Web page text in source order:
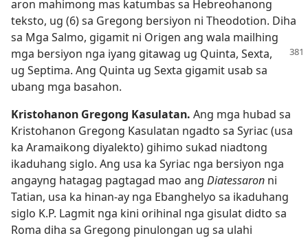
aron mahimong mas katumbas sa Hebreohanong
teksto, ug (6) sa Gregong bersiyon ni Theodotion. Diha
sa Mga Salmo, gigamit ni Origen ang wala mailhing
mga bersiyon nga iyang gitawag ug Quinta, Sexta,
ug Septima. Ang Quinta ug Sexta gigamit usab sa
ubang mga basahon.
Kristohanon Gregong Kasulatan. Ang mga hubad sa
Kristohanon Gregong Kasulatan ngadto sa Syriac (usa
ka Aramaikong diyalekto) gihimo sukad niadtong
ikaduhang siglo. Ang usa ka Syriac nga bersiyon nga
angayng hatagag pagtagad mao ang Diatessaron ni
Tatian, usa ka hinan-ay nga Ebanghelyo sa ikaduhang
siglo K.P. Lagmit nga kini orihinal nga gisulat didto sa
Roma diha sa Gregong pinulongan ug sa ulahi